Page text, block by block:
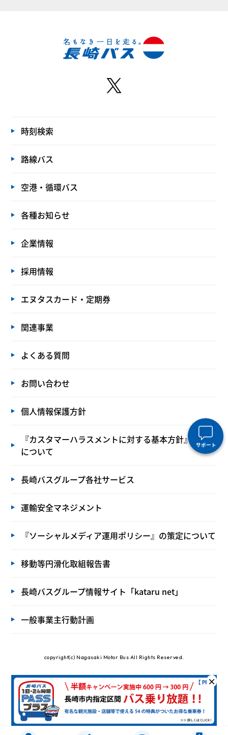
サポート
×
時刻検索
路線バス
空港・循環バス
各種お知らせ
企業情報
採用情報
エヌタスカード・定期券
関連事業
よくある質問
お問い合わせ
個人情報保護方針
『カスタマーハラスメントに対する基本方針』の策定
について
長崎バスグループ各社サービス
運輸安全マネジメント
『ソーシャルメディア運用ポリシー』の策定について
移動等円滑化取組報告書
長崎バスグループ情報サイト「kataru net」
一般事業主行動計画
copyright(c) Nagasaki Motor Bus All Rights Reserved.